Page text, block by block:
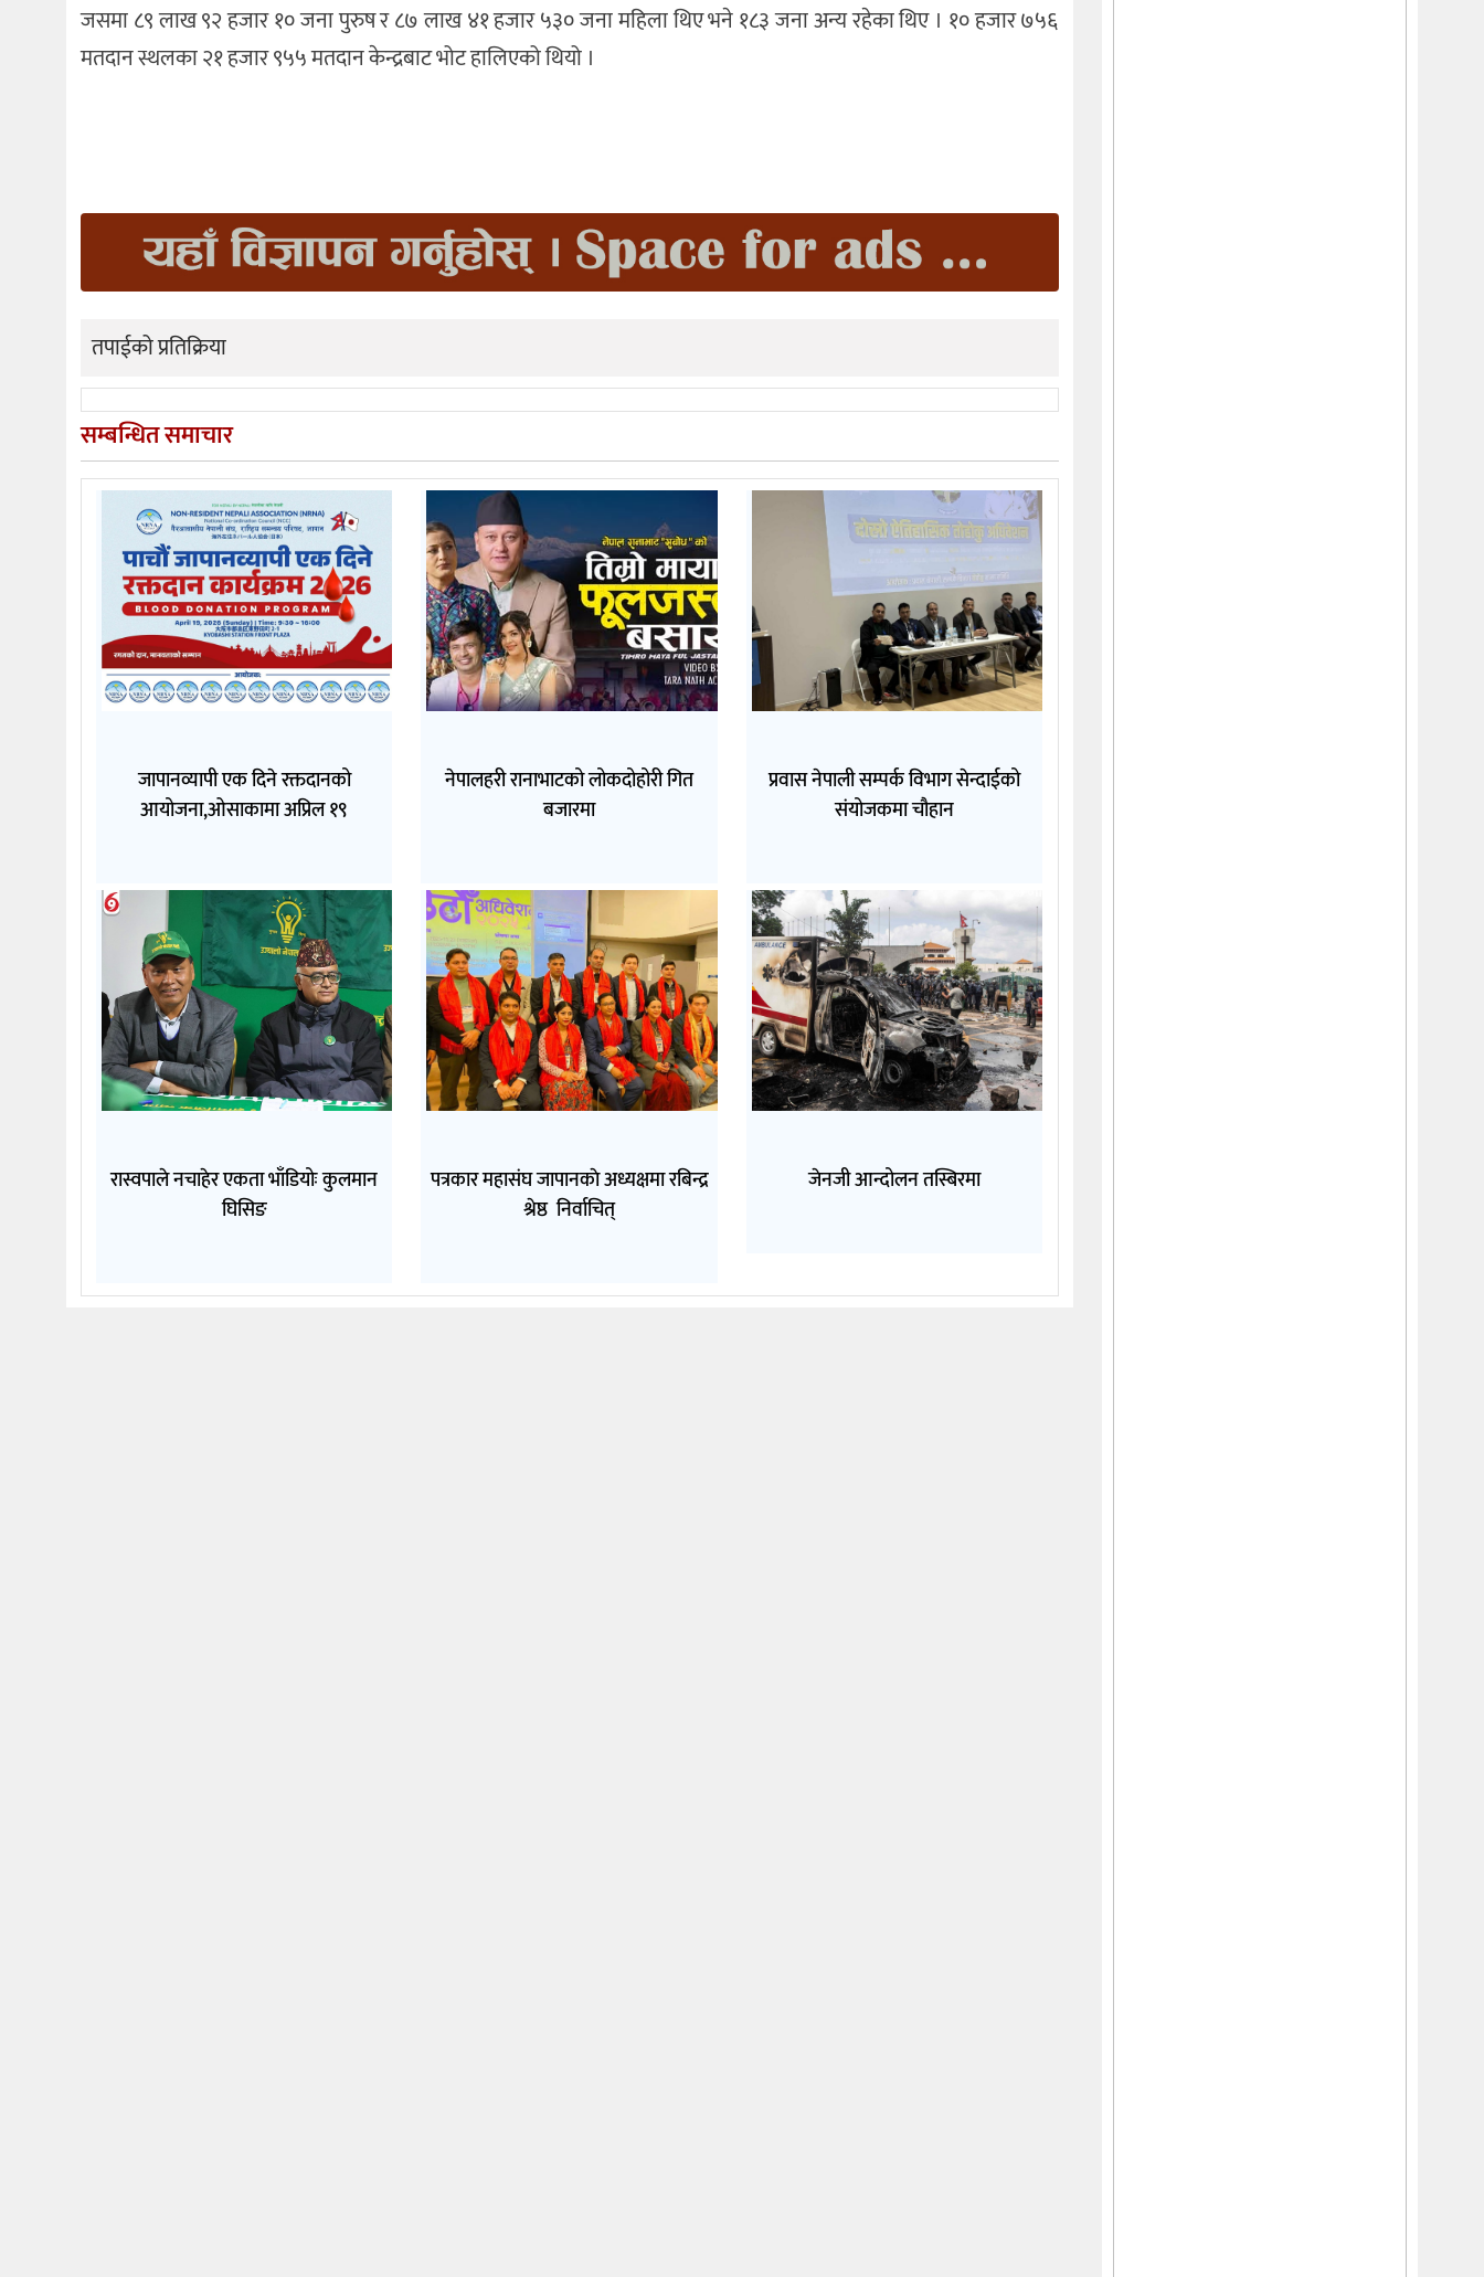
जसमा ८९ लाख ९२ हजार १० जना पुरुष र ८७ लाख ४१ हजार ५३० जना महिला थिए भने १८३ जना अन्य रहेका थिए । १० हजार ७५६
मतदान स्थलका २१ हजार ९५५ मतदान केन्द्रबाट भोट हालिएको थियो ।
तपाईको प्रतिक्रिया
सम्बन्धित समाचार
जापानव्यापी एक दिने रक्तदानको
आयोजना,ओसाकामा अप्रिल १९
नेपालहरी रानाभाटको लोकदोहोरी गित
बजारमा
प्रवास नेपाली सम्पर्क विभाग सेन्दाईको
संयोजकमा चौहान
रास्वपाले नचाहेर एकता भाँडियोः कुलमान
घिसिङ
पत्रकार महासंघ जापानकाे अध्यक्षमा रबिन्द्र
श्रेष्ठ निर्वाचित्
जेनजी आन्दोलन तस्बिरमा